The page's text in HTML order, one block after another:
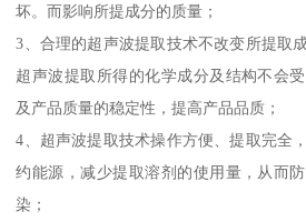
坏。而影响所提成分的质量；
3、合理的超声波提取技术不改变所提取
超声波提取所得的化学成分及结构不会
及产品质量的稳定性，提高产品品质；
4、超声波提取技术操作方便、提取完全
约能源，减少提取溶剂的使用量，从而
染；